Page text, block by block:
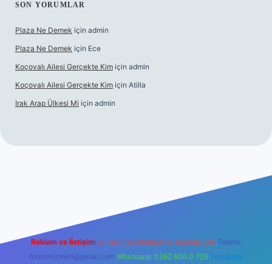
SON YORUMLAR
Plaza Ne Demek için admin
Plaza Ne Demek için Ece
Koçovalı Ailesi Gerçekte Kim için admin
Koçovalı Ailesi Gerçekte Kim için Atilla
Irak Arap Ülkesi Mi için admin
Reklam ve İletişim: E-mail: backlinkpaneli@gmail.com Teams:
forumhizmeti@gmail.com Whatsapp: 0262 606 0 726 Telegram: